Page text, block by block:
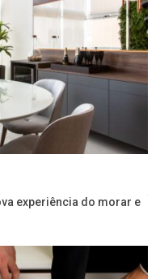
experiência do morar e